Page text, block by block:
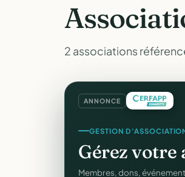
2 associations
ANNONCE
GESTION
Gérez votre
Membres, dons,